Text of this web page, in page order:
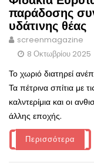
παράδοσης
υδάτινης θέας
screenmagazine
8 Οκτωβρίου 2025
Το χωριό διατηρεί
Τα πέτρινα σπίτια με
καλντερίμια και οι
άλλης εποχής.
Περισσότερα